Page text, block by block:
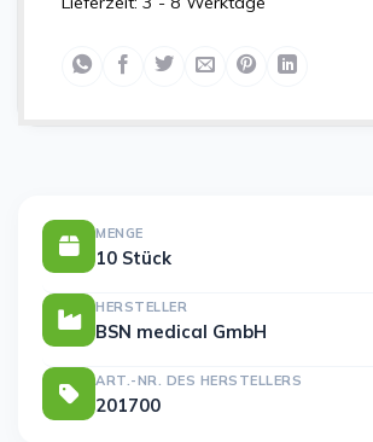
MENGE
10 Stück
HERSTELLER
BSN medical GmbH
ART.-NR. DES HERSTELLERS
201700